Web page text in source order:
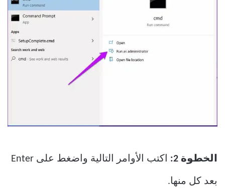
الخطوة 2: اكتب الأوامر التالية واضغط على Enter
بعد كل منها.